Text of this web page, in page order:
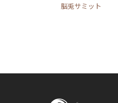
脳兎サミット